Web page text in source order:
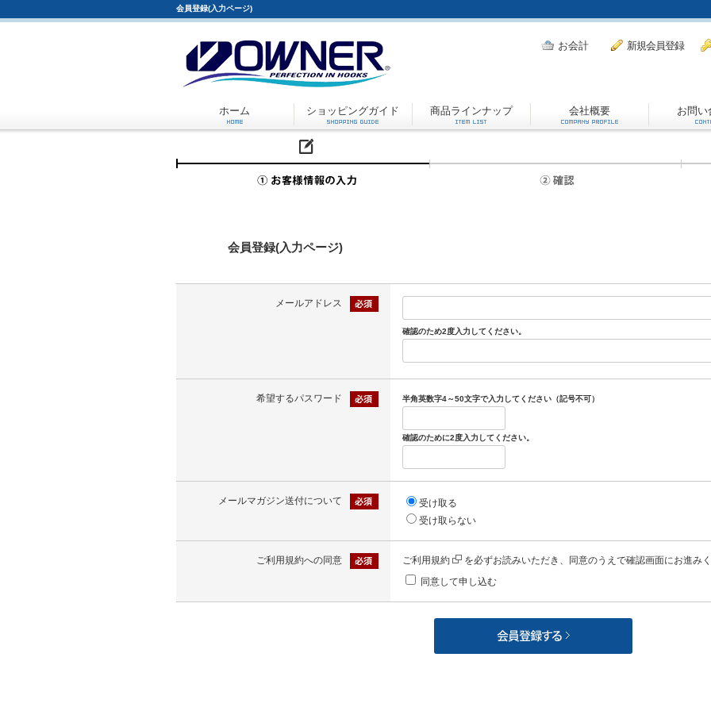
会員登録(入力ページ)
新規会員登録
お会計
ホーム ショッピングガイド 商品ラインナップ 会社概要 お問い
会員登録(入力ページ)
メールアドレス
確認のため2度入力してください。
希望するパスワード 半角英数字4～50文字で入力してください（記号不可）
確認のために2度入力してください。
メールマガジン送付について
受け取る
受け取らない
ご利用規約への同意 ご利用規約
を必ずお読みいただき、同意のうえで確認画面にお進みく
同意して申し込む